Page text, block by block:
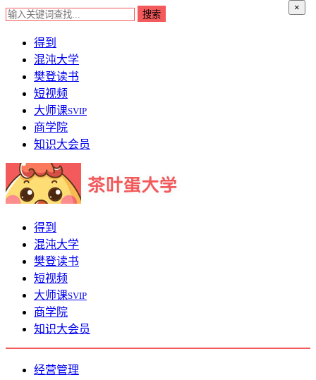
×
得到
混沌大学
樊登读书
短视频
大师课SVIP
商学院
知识大会员
得到
混沌大学
樊登读书
短视频
大师课SVIP
商学院
知识大会员
经营管理